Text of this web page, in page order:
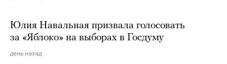
Юлия Навальная призвала голосовать
за «Яблоко» на выборах в Госдуму
день назад